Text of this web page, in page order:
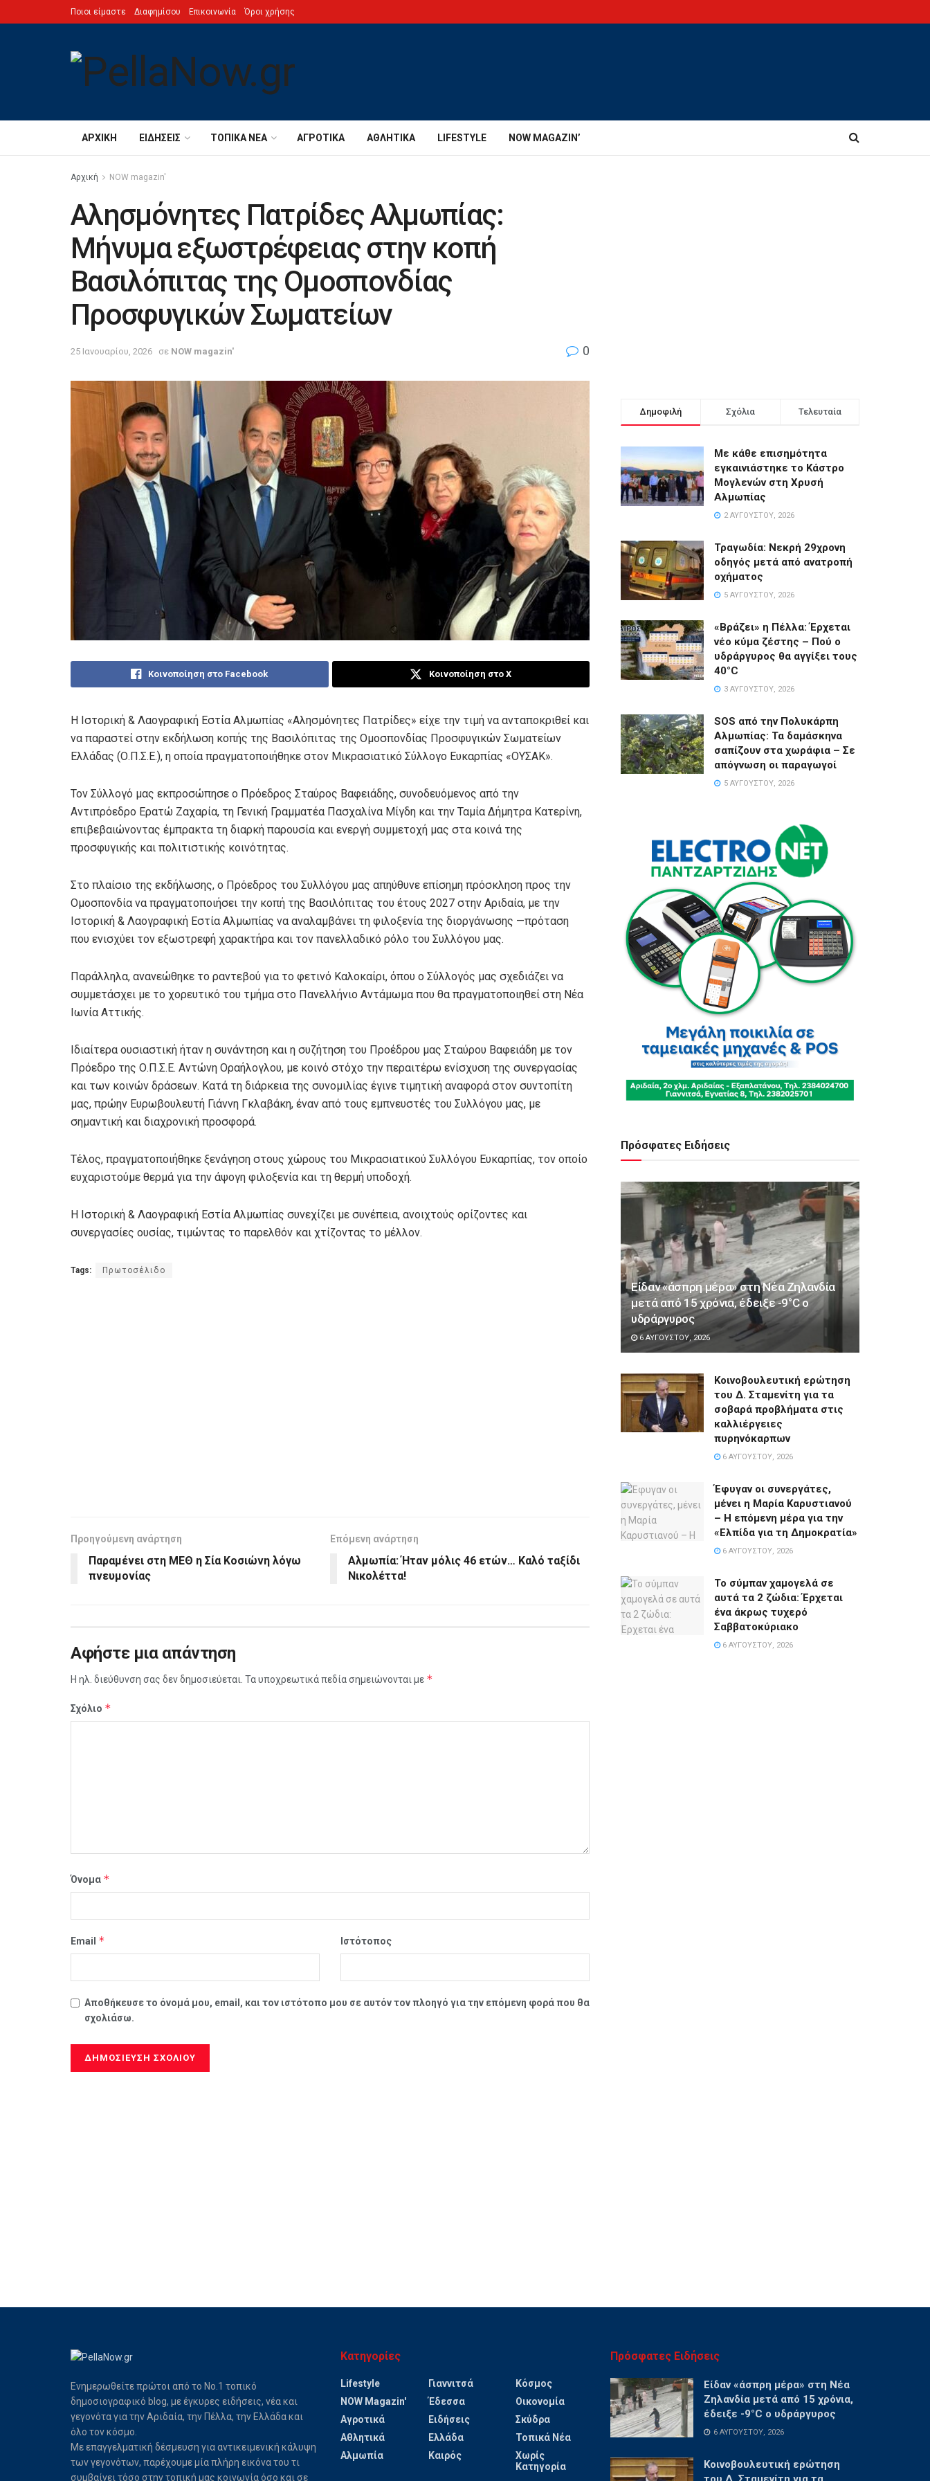
Ποιοι είμαστε Διαφημίσου Επικοινωνία Όροι χρήσης
ΑΡΧΙΚΉ ΕΙΔΉΣΕΙΣ ΤΟΠΙΚΆ ΝΈΑ ΑΓΡΟΤΙΚΆ ΑΘΛΗΤΙΚΆ LIFESTYLE NOW MAGAZIN’
Αρχική NOW magazin'
Αλησμόνητες Πατρίδες Αλμωπίας:
Μήνυμα εξωστρέφειας στην κοπή
Βασιλόπιτας της Ομοσπονδίας
Προσφυγικών Σωματείων
25 Ιανουαρίου, 2026 σε NOW magazin' 0
Κοινοποίηση στο Facebook Κοινοποίηση στο X
Η Ιστορική & Λαογραφική Εστία Αλμωπίας «Αλησμόνητες Πατρίδες» είχε την τιμή να ανταποκριθεί και
να παραστεί στην εκδήλωση κοπής της Βασιλόπιτας της Ομοσπονδίας Προσφυγικών Σωματείων
Ελλάδας (Ο.Π.Σ.Ε.), η οποία πραγματοποιήθηκε στον Μικρασιατικό Σύλλογο Ευκαρπίας «ΟΥΣΑΚ».
Τον Σύλλογό μας εκπροσώπησε ο Πρόεδρος Σταύρος Βαφειάδης, συνοδευόμενος από την
Αντιπρόεδρο Ερατώ Ζαχαρία, τη Γενική Γραμματέα Πασχαλίνα Μίγδη και την Ταμία Δήμητρα Κατερίνη,
επιβεβαιώνοντας έμπρακτα τη διαρκή παρουσία και ενεργή συμμετοχή μας στα κοινά της
προσφυγικής και πολιτιστικής κοινότητας.
Στο πλαίσιο της εκδήλωσης, ο Πρόεδρος του Συλλόγου μας απηύθυνε επίσημη πρόσκληση προς την
Ομοσπονδία να πραγματοποιήσει την κοπή της Βασιλόπιτας του έτους 2027 στην Αριδαία, με την
Ιστορική & Λαογραφική Εστία Αλμωπίας να αναλαμβάνει τη φιλοξενία της διοργάνωσης —πρόταση
που ενισχύει τον εξωστρεφή χαρακτήρα και τον πανελλαδικό ρόλο του Συλλόγου μας.
Παράλληλα, ανανεώθηκε το ραντεβού για το φετινό Καλοκαίρι, όπου ο Σύλλογός μας σχεδιάζει να
συμμετάσχει με το χορευτικό του τμήμα στο Πανελλήνιο Αντάμωμα που θα πραγματοποιηθεί στη Νέα
Ιωνία Αττικής.
Ιδιαίτερα ουσιαστική ήταν η συνάντηση και η συζήτηση του Προέδρου μας Σταύρου Βαφειάδη με τον
Πρόεδρο της Ο.Π.Σ.Ε. Αντώνη Οραήλογλου, με κοινό στόχο την περαιτέρω ενίσχυση της συνεργασίας
και των κοινών δράσεων. Κατά τη διάρκεια της συνομιλίας έγινε τιμητική αναφορά στον συντοπίτη
μας, πρώην Ευρωβουλευτή Γιάννη Γκλαβάκη, έναν από τους εμπνευστές του Συλλόγου μας, με
σημαντική και διαχρονική προσφορά.
Τέλος, πραγματοποιήθηκε ξενάγηση στους χώρους του Μικρασιατικού Συλλόγου Ευκαρπίας, τον οποίο
ευχαριστούμε θερμά για την άψογη φιλοξενία και τη θερμή υποδοχή.
Η Ιστορική & Λαογραφική Εστία Αλμωπίας συνεχίζει με συνέπεια, ανοιχτούς ορίζοντες και
συνεργασίες ουσίας, τιμώντας το παρελθόν και χτίζοντας το μέλλον.
Tags: Πρωτοσέλιδο
Προηγούμενη ανάρτηση
Παραμένει στη ΜΕΘ η Σία Κοσιώνη λόγω
πνευμονίας
Επόμενη ανάρτηση
Αλμωπία: Ήταν μόλις 46 ετών… Καλό ταξίδι
Νικολέττα!
Αφήστε μια απάντηση
Η ηλ. διεύθυνση σας δεν δημοσιεύεται. Τα υποχρεωτικά πεδία σημειώνονται με *
Σχόλιο *
Όνομα *
Email * Ιστότοπος
Αποθήκευσε το όνομά μου, email, και τον ιστότοπο μου σε αυτόν τον πλοηγό για την επόμενη φορά που θα
σχολιάσω.
Δημοφιλή Σχόλια Τελευταία
Με κάθε επισημότητα
εγκαινιάστηκε το Κάστρο
Μογλενών στη Χρυσή
Αλμωπίας
2 ΑΥΓΟΎΣΤΟΥ, 2026
Τραγωδία: Νεκρή 29χρονη
οδηγός μετά από ανατροπή
οχήματος
5 ΑΥΓΟΎΣΤΟΥ, 2026
«Βράζει» η Πέλλα: Έρχεται
νέο κύμα ζέστης – Πού ο
υδράργυρος θα αγγίξει τους
40°C
3 ΑΥΓΟΎΣΤΟΥ, 2026
SOS από την Πολυκάρπη
Αλμωπίας: Τα δαμάσκηνα
σαπίζουν στα χωράφια – Σε
απόγνωση οι παραγωγοί
5 ΑΥΓΟΎΣΤΟΥ, 2026
Πρόσφατες Ειδήσεις
Είδαν «άσπρη μέρα» στη Νέα Ζηλανδία
μετά από 15 χρόνια, έδειξε -9°C ο
υδράργυρος
6 ΑΥΓΟΎΣΤΟΥ, 2026
Κοινοβουλευτική ερώτηση
του Δ. Σταμενίτη για τα
σοβαρά προβλήματα στις
καλλιέργειες
πυρηνόκαρπων
6 ΑΥΓΟΎΣΤΟΥ, 2026
Έφυγαν οι συνεργάτες,
μένει η Μαρία Καρυστιανού
– Η επόμενη μέρα για την
«Ελπίδα για τη Δημοκρατία»
6 ΑΥΓΟΎΣΤΟΥ, 2026
Το σύμπαν χαμογελά σε
αυτά τα 2 ζώδια: Έρχεται
ένα άκρως τυχερό
Σαββατοκύριακο
6 ΑΥΓΟΎΣΤΟΥ, 2026
Ενημερωθείτε πρώτοι από το Νο.1 τοπικό
δημοσιογραφικό blog, με έγκυρες ειδήσεις, νέα και
γεγονότα για την Αριδαία, την Πέλλα, την Ελλάδα και
όλο τον κόσμο.
Με επαγγελματική δέσμευση για αντικειμενική κάλυψη
των γεγονότων, παρέχουμε μία πλήρη εικόνα του τι
συμβαίνει τόσο στην τοπική μας κοινωνία όσο και σε
Κατηγορίες
Lifestyle
NOW Magazin'
Αγροτικά
Αθλητικά
Αλμωπία
Γιαννιτσά
Έδεσσα
Ειδήσεις
Ελλάδα
Καιρός
Κόσμος
Οικονομία
Σκύδρα
Τοπικά Νέα
Χωρίς
Κατηγορία
Πρόσφατες Ειδήσεις
Είδαν «άσπρη μέρα» στη Νέα
Ζηλανδία μετά από 15 χρόνια,
έδειξε -9°C ο υδράργυρος
6 ΑΥΓΟΎΣΤΟΥ, 2026
Κοινοβουλευτική ερώτηση